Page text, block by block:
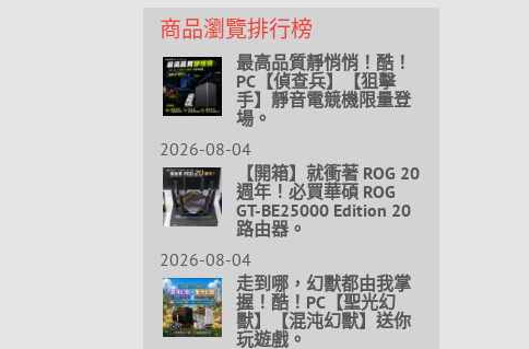
商品瀏覽排行榜
最高品質靜悄悄！酷！
PC【偵查兵】【狙擊
手】靜音電競機限量登
場。
2026-08-04
【開箱】就衝著 ROG 20
週年！必買華碩 ROG
GT-BE25000 Edition 20
路由器。
2026-08-04
走到哪，幻獸都由我掌
握！酷！PC【聖光幻
獸】【混沌幻獸】送你
玩遊戲。